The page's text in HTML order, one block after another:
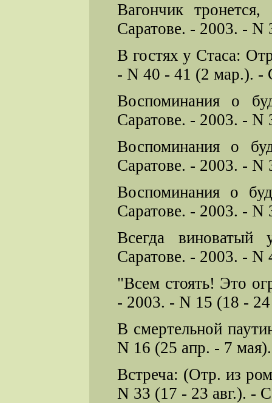
Вагончик
Саратове. - 2003. -
В гостях у Стаса:
- N 40 - 41 (2 мар.). -
Воспоминания о
Саратове. - 2003. - N
Воспоминания о
Саратове. - 2003. - N
Воспоминания о
Саратове. - 2003. -
Всегда
Саратове. - 2003. -
"Всем стоять! Это
- 2003. - N 15 (18 -
В смертельной
N 16 (25 апр. - 7
Встреча: (Отр. из
N 33 (17 - 23 авг.). -